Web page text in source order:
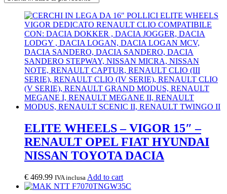
ELITE WHEELS – VIGOR 15″ –
RENAULT OPEL FIAT HYUNDAI
NISSAN TOYOTA DACIA
€ 469.99 IVA inclusa Add to cart